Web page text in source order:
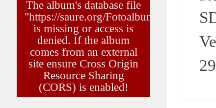
The album's database file
"https://saure.org/Fotoalbum_01/
is missing or access is
denied. If the album
comes from an external
site ensure Cross Origin
Resource Sharing
(CORS) is enabled!